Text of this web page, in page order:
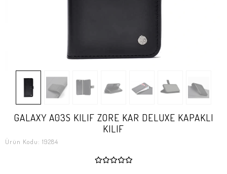
GALAXY A03S KILIF ZORE KAR DELUXE KAPAKLI
KILIF
Ürün Kodu: 19284